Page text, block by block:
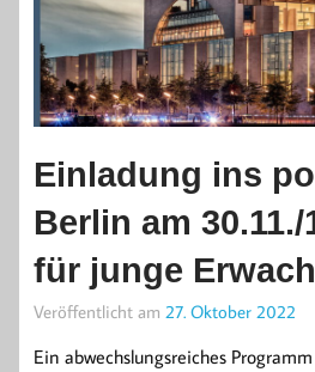
Einladung ins
Berlin am 30.11./
für junge
Veröffentlicht am 27. Oktober 2022
Ein abwechslungsreiches